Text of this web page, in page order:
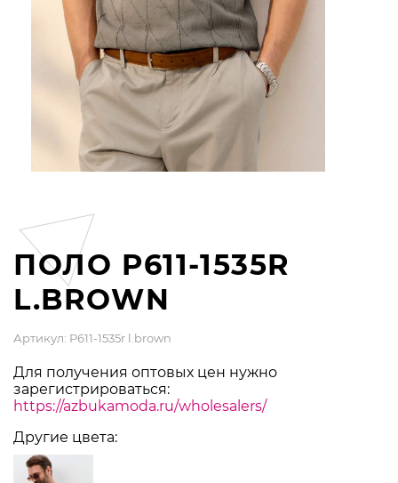
ПОЛО P611-1535R
L.BROWN
Артикул: P611-1535r l.brown
Для получения оптовых цен нужно
зарегистрироваться:
https://azbukamoda.ru/wholesalers/
Другие цвета: